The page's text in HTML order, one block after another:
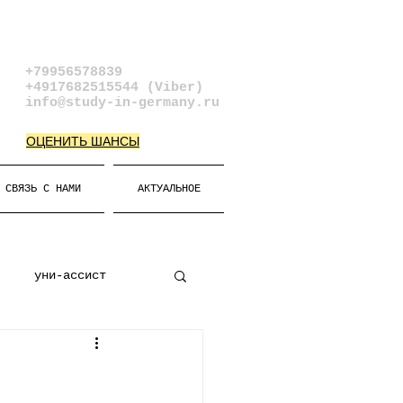
+79956578839​
+4917682515544 (Viber)
info@study-in-germany.ru
ОЦЕНИТЬ ШАНСЫ
СВЯЗЬ С НАМИ АКТУАЛЬНОЕ
уни-ассист